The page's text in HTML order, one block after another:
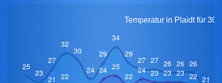
Temperatur in Plaidt für 30